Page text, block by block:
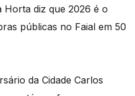
Horta diz que 2026 é o
públicas no Faial em 50
da Cidade Carlos